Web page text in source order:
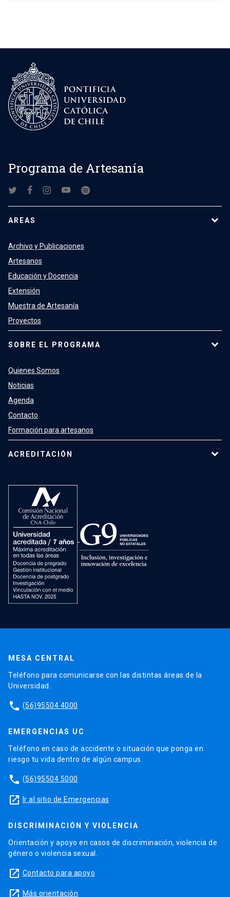
Programa de Artesanía
AREAS
Archivo y Publicaciones
Artesanos
Educación y Docencia
Extensión
Muestra de Artesanía
Proyectos
SOBRE EL PROGRAMA
Quienes Somos
Noticias
Agenda
Contacto
Formación para artesanos
ACREDITACIÓN
MESA CENTRAL
Teléfono para comunicarse con las distintas áreas de la
Universidad.
phone (56)95504 4000
EMERGENCIAS UC
Teléfono en caso de accidente o situación que ponga en
riesgo tu vida dentro de algún campus.
phone (56)95504 5000
launch Ir al sitio de Emergencias
DISCRIMINACIÓN Y VIOLENCIA
Orientación y apoyo en casos de discriminación, violencia de
género o violencia sexual.
launch Contacto para apoyo
launch Más orientación